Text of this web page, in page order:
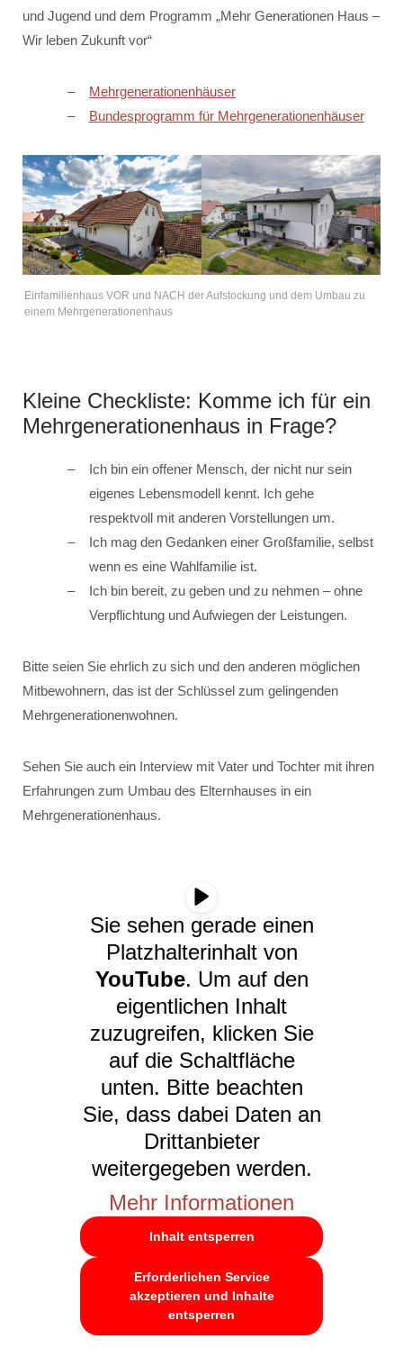
und Jugend und dem Programm „Mehr Generationen Haus –
Wir leben Zukunft vor“
Mehrgenerationenhäuser
Bundesprogramm für Mehrgenerationenhäuser
Einfamilienhaus VOR und NACH der Aufstockung und dem Umbau zu
einem Mehrgenerationenhaus
Kleine Checkliste: Komme ich für ein
Mehrgenerationenhaus in Frage?
Ich bin ein offener Mensch, der nicht nur sein
eigenes Lebensmodell kennt. Ich gehe
respektvoll mit anderen Vorstellungen um.
Ich mag den Gedanken einer Großfamilie, selbst
wenn es eine Wahlfamilie ist.
Ich bin bereit, zu geben und zu nehmen – ohne
Verpflichtung und Aufwiegen der Leistungen.
Bitte seien Sie ehrlich zu sich und den anderen möglichen
Mitbewohnern, das ist der Schlüssel zum gelingenden
Mehrgenerationenwohnen.
Sehen Sie auch ein Interview mit Vater und Tochter mit ihren
Erfahrungen zum Umbau des Elternhauses in ein
Mehrgenerationenhaus.
Sie sehen gerade einen
Platzhalterinhalt von
YouTube. Um auf den
eigentlichen Inhalt
zuzugreifen, klicken Sie
auf die Schaltfläche
unten. Bitte beachten
Sie, dass dabei Daten an
Drittanbieter
weitergegeben werden.
Mehr Informationen
Inhalt entsperren
Erforderlichen Service
akzeptieren und Inhalte
entsperren